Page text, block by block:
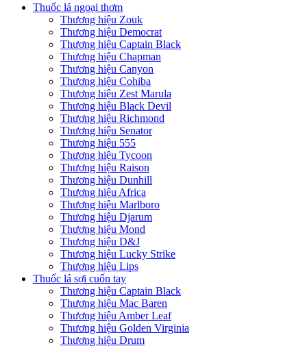
Thuốc lá ngoại thơm
Thương hiệu Zouk
Thương hiệu Democrat
Thương hiệu Captain Black
Thương hiệu Chapman
Thương hiệu Canyon
Thương hiệu Cohiba
Thương hiệu Zest Marula
Thương hiệu Black Devil
Thương hiệu Richmond
Thương hiệu Senator
Thương hiệu 555
Thương hiệu Tycoon
Thương hiệu Raison
Thương hiệu Dunhill
Thương hiệu Africa
Thương hiệu Marlboro
Thương hiệu Djarum
Thương hiệu Mond
Thương hiệu D&J
Thương hiệu Lucky Strike
Thương hiệu Lips
Thuốc lá sợi cuốn tay
Thương hiệu Captain Black
Thương hiệu Mac Baren
Thương hiệu Amber Leaf
Thương hiệu Golden Virginia
Thương hiệu Drum